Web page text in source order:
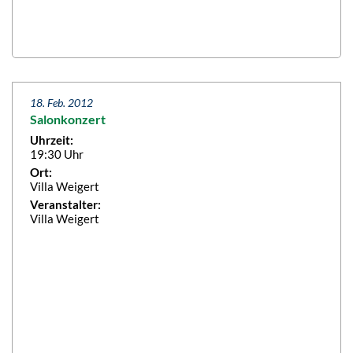
18. Feb. 2012
Salonkonzert
Uhrzeit:
19:30 Uhr
Ort:
Villa Weigert
Veranstalter:
Villa Weigert